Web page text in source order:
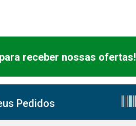
receber nossas ofertas!
Pedidos